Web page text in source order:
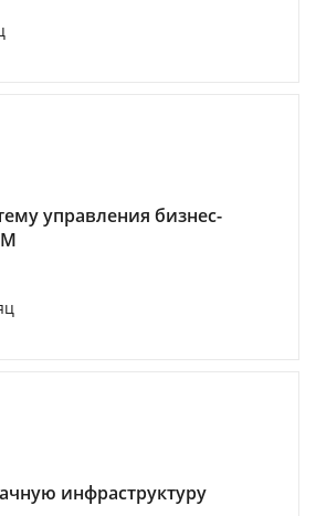
управления бизнес-
инфраструктуру